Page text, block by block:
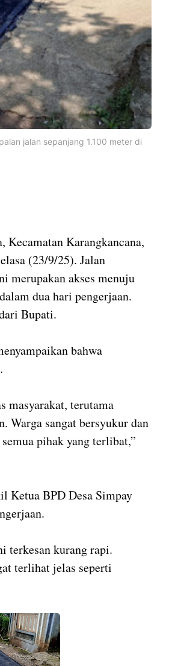
jalan sepanjang 1.100 meter di
Kecamatan Karangkancana,
(23/9/25). Jalan
merupakan akses menuju
dua hari pengerjaan.
Bupati.
bahwa
masyarakat, terutama
Warga sangat bersyukur dan
pihak yang terlibat,”
Ketua BPD Desa Simpay
terkesan kurang rapi.
terlihat jelas seperti